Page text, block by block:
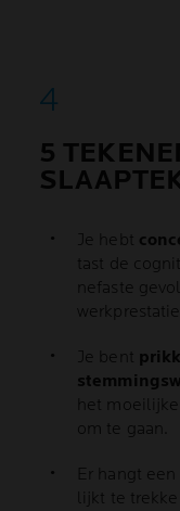
5
Je hebt
tast de
nefaste
Je bent
het
om te gaan.
Er hangt een
lijkt te